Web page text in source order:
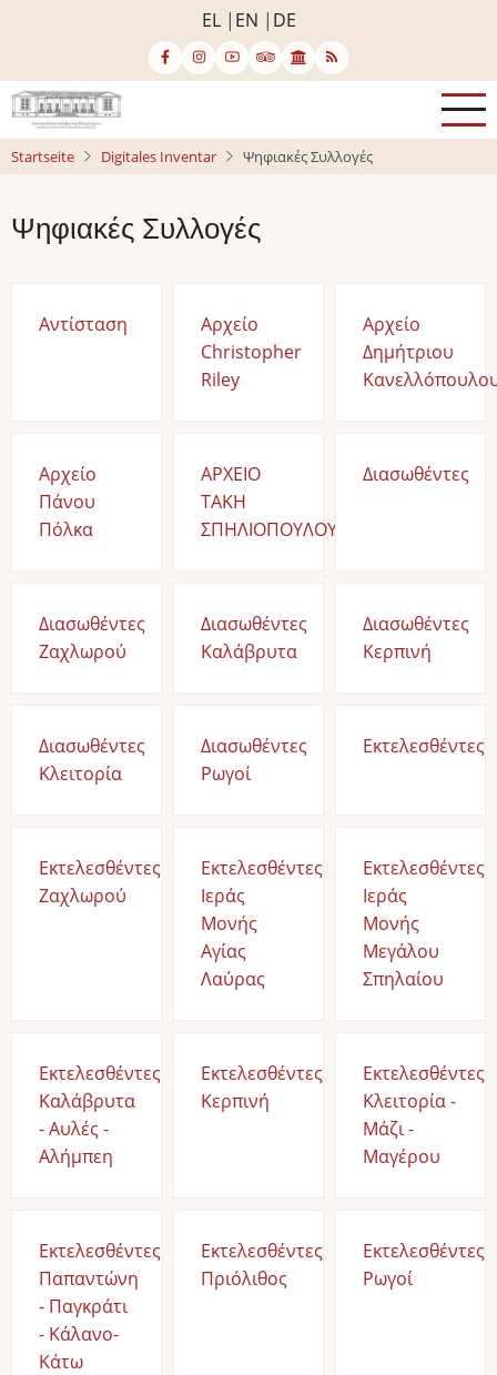
EL EN DE
Startseite Digitales Inventar Ψηφιακές Συλλογές
Ψηφιακές Συλλογές
Αντίσταση
Αρχείο
Christopher
Riley
Αρχείο
Δημήτριου
Αρχείο
Πάνου
Πόλκα
ΑΡΧΕΙΟ
ΤΑΚΗ
ΣΠΗΛΙΟΠΟΥΛΟΥ
Διασωθέντες
Διασωθέντες
Ζαχλωρού
Διασωθέντες
Καλάβρυτα
Διασωθέντες
Κερπινή
Διασωθέντες
Κλειτορία
Διασωθέντες
Ρωγοί
Εκτελεσθέντες
Εκτελεσθέντες
Ζαχλωρού
Εκτελεσθέντες
Ιεράς
Μονής
Αγίας
Λαύρας
Εκτελεσθέντες
Ιεράς
Μονής
Μεγάλου
Σπηλαίου
Εκτελεσθέντες
Καλάβρυτα
- Αυλές -
Αλήμπεη
Εκτελεσθέντες
Κερπινή
Εκτελεσθέντες
Κλειτορία -
Μάζι -
Μαγέρου
Εκτελεσθέντες
Παπαντώνη
- Παγκράτι
- Κάλανο-
Κάτω
Εκτελεσθέντες
Πριόλιθος
Εκτελεσθέντες
Ρωγοί